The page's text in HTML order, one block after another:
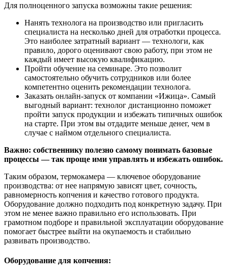
Для полноценного запуска возможны такие решения:
Нанять технолога на производство или пригласить
специалиста на несколько дней для отработки процесса.
Это наиболее затратный вариант — технологи, как
правило, дорого оценивают свою работу, при этом не
каждый имеет высокую квалификацию.
Пройти обучение на семинаре. Это позволит
самостоятельно обучить сотрудников или более
компетентно оценить рекомендации технолога.
Заказать онлайн-запуск от компании «Ижица». Самый
выгодный вариант: технолог дистанционно поможет
пройти запуск продукции и избежать типичных ошибок
на старте. При этом вы отдадите меньше денег, чем в
случае с наймом отдельного специалиста.
Важно: собственнику полезно самому понимать базовые
процессы — так проще ими управлять и избежать ошибок.
Таким образом, термокамера — ключевое оборудование
производства: от нее напрямую зависят цвет, сочность,
равномерность копчения и качество готового продукта.
Оборудование должно подходить под конкретную задачу. При
этом не менее важно правильно его использовать. При
грамотном подборе и правильной эксплуатации оборудование
помогает быстрее выйти на окупаемость и стабильно
развивать производство.
Оборудование для копчения: